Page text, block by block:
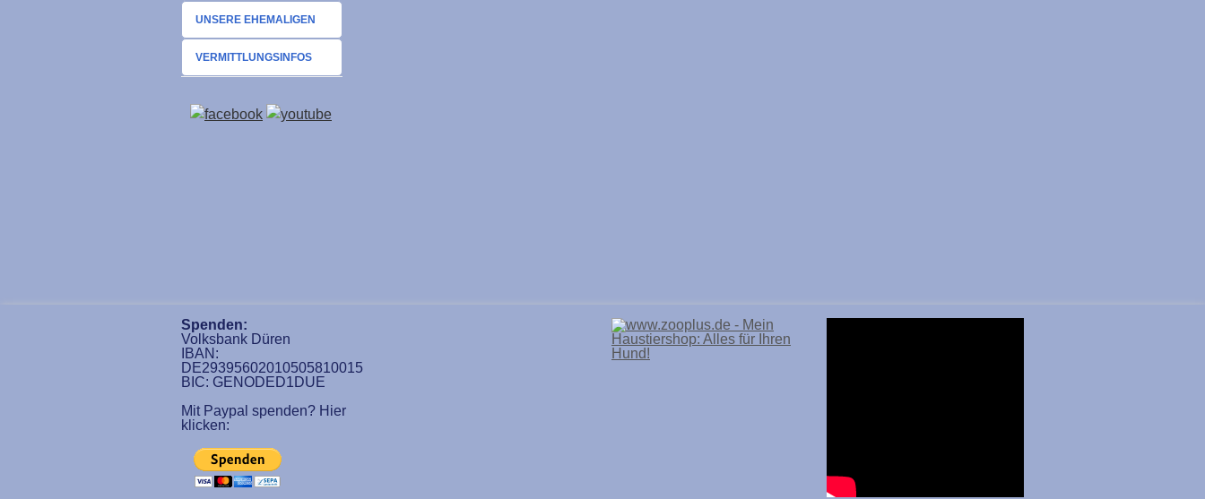
UNSERE EHEMALIGEN
VERMITTLUNGSINFOS
Spenden:
Volksbank Düren
IBAN:
DE29395602010505810015
BIC: GENODED1DUE
Mit Paypal spenden? Hier
klicken: